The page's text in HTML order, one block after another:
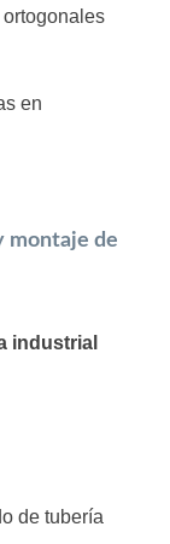
en
montaje de
industrial
de tubería